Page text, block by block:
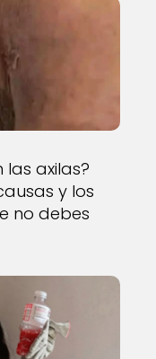
las axilas?
y los
no debes